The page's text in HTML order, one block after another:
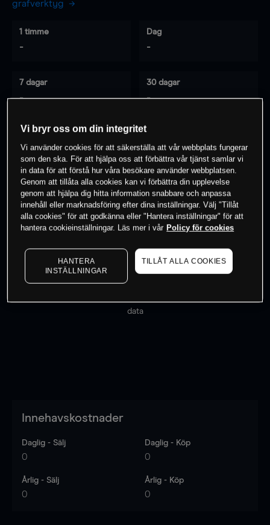
grafverktyg
1 timme
-
Dag
-
7 dagar
-
30 dagar
-
0% av kunderna har enposition i detta
instrument
Börja handla
Priserna är endast vägledande.
data
Innehavskostnader
Daglig - Sälj
0
Daglig - Köp
0
Årlig - Sälj
0
Årlig - Köp
0
Vi bryr oss om din integritet
Vi använder cookies för att säkerställa att vår webbplats fungerar
som den ska. För att hjälpa oss att förbättra vår tjänst samlar vi
in data för att förstå hur våra besökare använder webbplatsen.
Genom att tillåta alla cookies kan vi förbättra din upplevelse
genom att hjälpa dig hitta information snabbare och anpassa
innehåll eller marknadsföring efter dina inställningar. Välj "Tillåt
alla cookies" för att godkänna eller "Hantera inställningar" för att
hantera cookieinställningar. Läs mer i vår Policy för cookies
HANTERA
INSTÄLLNINGAR
TILLÅT ALLA COOKIES